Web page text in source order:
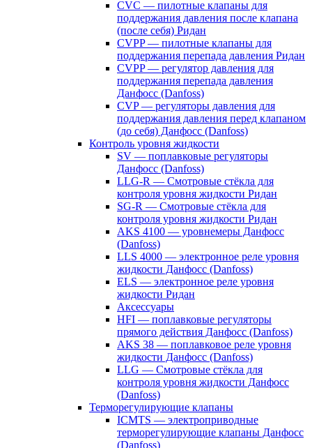
CVС — пилотные клапаны для
поддержания давления после клапана
(после себя) Ридан
CVPP — пилотные клапаны для
поддержания перепада давления Ридан
CVPP — регулятор давления для
поддержания перепада давления
Данфосс (Danfoss)
CVP — регуляторы давления для
поддержания давления перед клапаном
(до себя) Данфосс (Danfoss)
Контроль уровня жидкости
SV — поплавковые регуляторы
Данфосс (Danfoss)
LLG-R — Смотровые стёкла для
контроля уровня жидкости Ридан
SG-R — Смотровые стёкла для
контроля уровня жидкости Ридан
AKS 4100 — уровнемеры Данфосс
(Danfoss)
LLS 4000 — электронное реле уровня
жидкости Данфосс (Danfoss)
ELS — электронное реле уровня
жидкости Ридан
Аксессуары
HFI — поплавковые регуляторы
прямого действия Данфосс (Danfoss)
AKS 38 — поплавковое реле уровня
жидкости Данфосс (Danfoss)
LLG — Смотровые стёкла для
контроля уровня жидкости Данфосс
(Danfoss)
Терморегулирующие клапаны
ICMTS — электроприводные
терморегулирующие клапаны Данфосс
(Danfoss)